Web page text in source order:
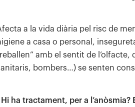
a la vida diària pel risc de
a casa o personal,
amb el sentit de
bombers…) se senten
ha tractament, per a l’anòsmia?